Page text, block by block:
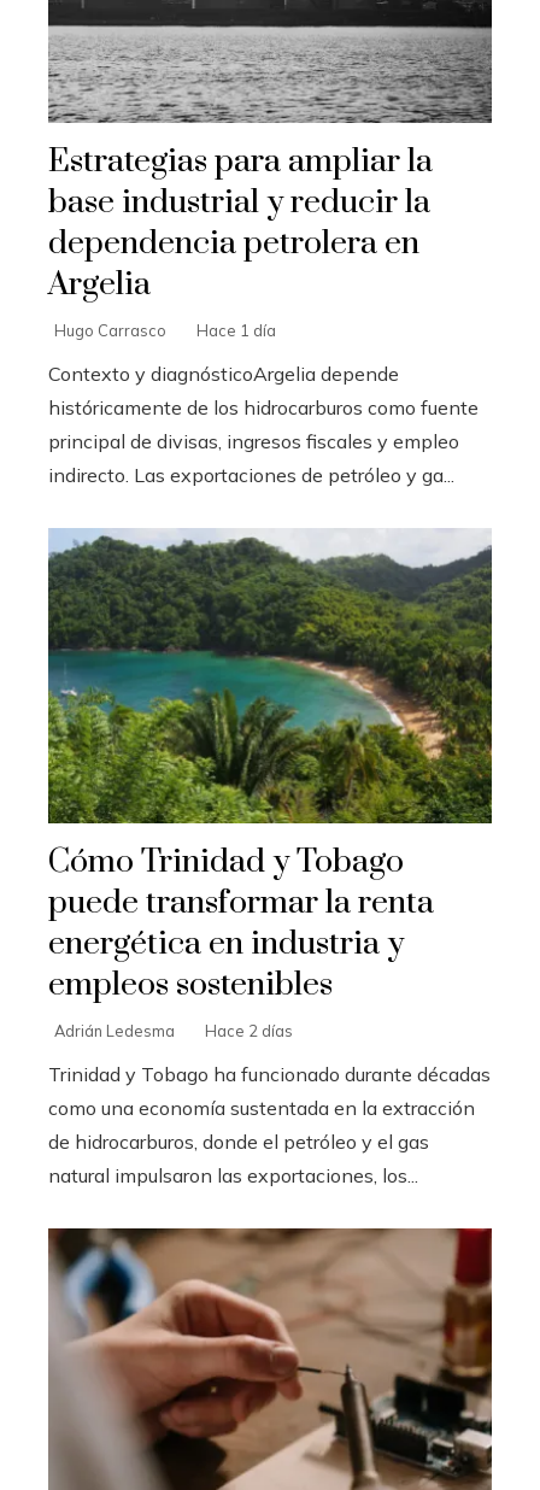
Estrategias para ampliar la
base industrial y reducir la
dependencia petrolera en
Argelia
Hugo Carrasco Hace 1 día
Contexto y diagnósticoArgelia depende
históricamente de los hidrocarburos como fuente
principal de divisas, ingresos fiscales y empleo
indirecto. Las exportaciones de petróleo y ga...
Cómo Trinidad y Tobago
puede transformar la renta
energética en industria y
empleos sostenibles
Adrián Ledesma Hace 2 días
Trinidad y Tobago ha funcionado durante décadas
como una economía sustentada en la extracción
de hidrocarburos, donde el petróleo y el gas
natural impulsaron las exportaciones, los...